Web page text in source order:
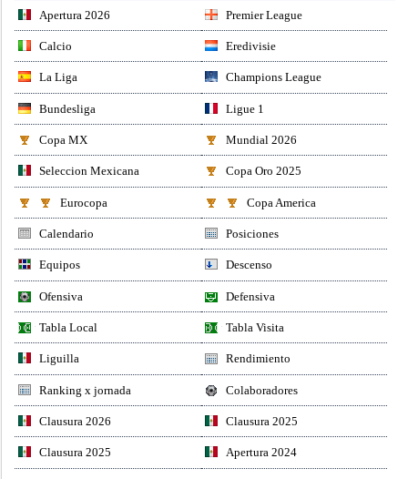
Apertura 2026 Premier League
Calcio Eredivisie
La Liga Champions League
Bundesliga Ligue 1
Copa MX Mundial 2026
Seleccion Mexicana Copa Oro 2025
Eurocopa Copa America
Calendario Posiciones
Equipos Descenso
Ofensiva Defensiva
Tabla Local Tabla Visita
Liguilla Rendimiento
Ranking x jornada Colaboradores
Clausura 2026 Clausura 2025
Clausura 2025 Apertura 2024